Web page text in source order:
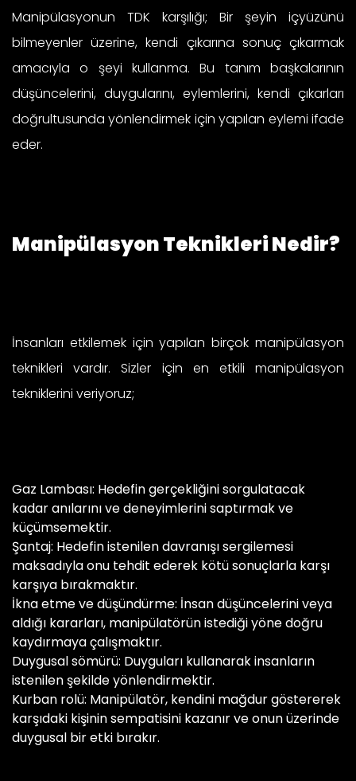
Manipülasyonun TDK karşılığı; Bir şeyin içyüzünü
bilmeyenler üzerine, kendi çıkarına sonuç çıkarmak
amacıyla o şeyi kullanma. Bu tanım başkalarının
düşüncelerini, duygularını, eylemlerini, kendi çıkarları
doğrultusunda yönlendirmek için yapılan eylemi ifade
eder.
Manipülasyon Teknikleri Nedir?
İnsanları etkilemek için yapılan birçok manipülasyon
teknikleri vardır. Sizler için en etkili manipülasyon
tekniklerini veriyoruz;
Gaz Lambası: Hedefin gerçekliğini sorgulatacak
kadar anılarını ve deneyimlerini saptırmak ve
küçümsemektir.
Şantaj: Hedefin istenilen davranışı sergilemesi
maksadıyla onu tehdit ederek kötü sonuçlarla karşı
karşıya bırakmaktır.
İkna etme ve düşündürme: İnsan düşüncelerini veya
aldığı kararları, manipülatörün istediği yöne doğru
kaydırmaya çalışmaktır.
Duygusal sömürü: Duyguları kullanarak insanların
istenilen şekilde yönlendirmektir.
Kurban rolü: Manipülatör, kendini mağdur göstererek
karşıdaki kişinin sempatisini kazanır ve onun üzerinde
duygusal bir etki bırakır.